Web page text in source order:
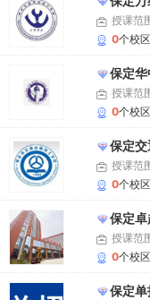
授课范
子商务、
业
0个校区
保定
授课范
汽车装饰
发、高尔
商务
0个校区
保定
授课范
平面设计
0个校区
保定卓
授课范
一体化、护
0个校区
保定